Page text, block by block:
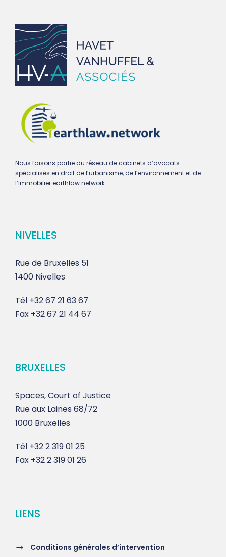
Nous faisons partie du réseau de cabinets d’avocats
spécialisés en droit de l’urbanisme, de l’environnement et de
l’immobilier earthlaw.network
NIVELLES
Rue de Bruxelles 51
1400 Nivelles
Tél +32 67 21 63 67
Fax +32 67 21 44 67
BRUXELLES
Spaces, Court of Justice
Rue aux Laines 68/72
1000 Bruxelles
Tél +32 2 319 01 25
Fax +32 2 319 01 26
LIENS
Conditions générales d’intervention